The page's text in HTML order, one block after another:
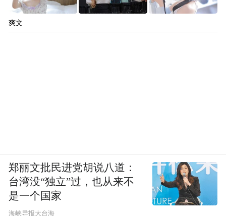
爽文
郑丽文批民进党胡说八道：
台湾没“独立”过，也从来不
是一个国家
​海峡导报大台海